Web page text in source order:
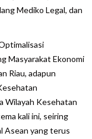
Mediko Legal, dan
Masyarakat Ekonomi
Riau, adapun
Wilayah Kesehatan
kali ini, seiring
Asean yang terus